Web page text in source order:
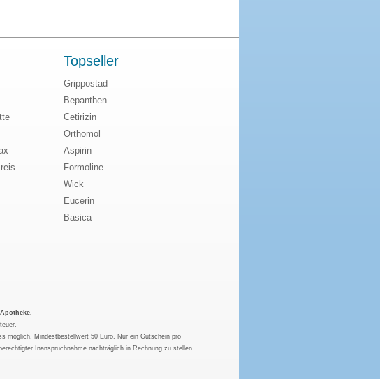
Topseller
Grippostad
Bepanthen
Cetirizin
Orthomol
Aspirin
Formoline
Wick
Eucerin
Basica
möglich. Mindestbestellwert 50 Euro. Nur ein Gutschein pro
Inanspruchnahme nachträglich in Rechnung zu stellen.